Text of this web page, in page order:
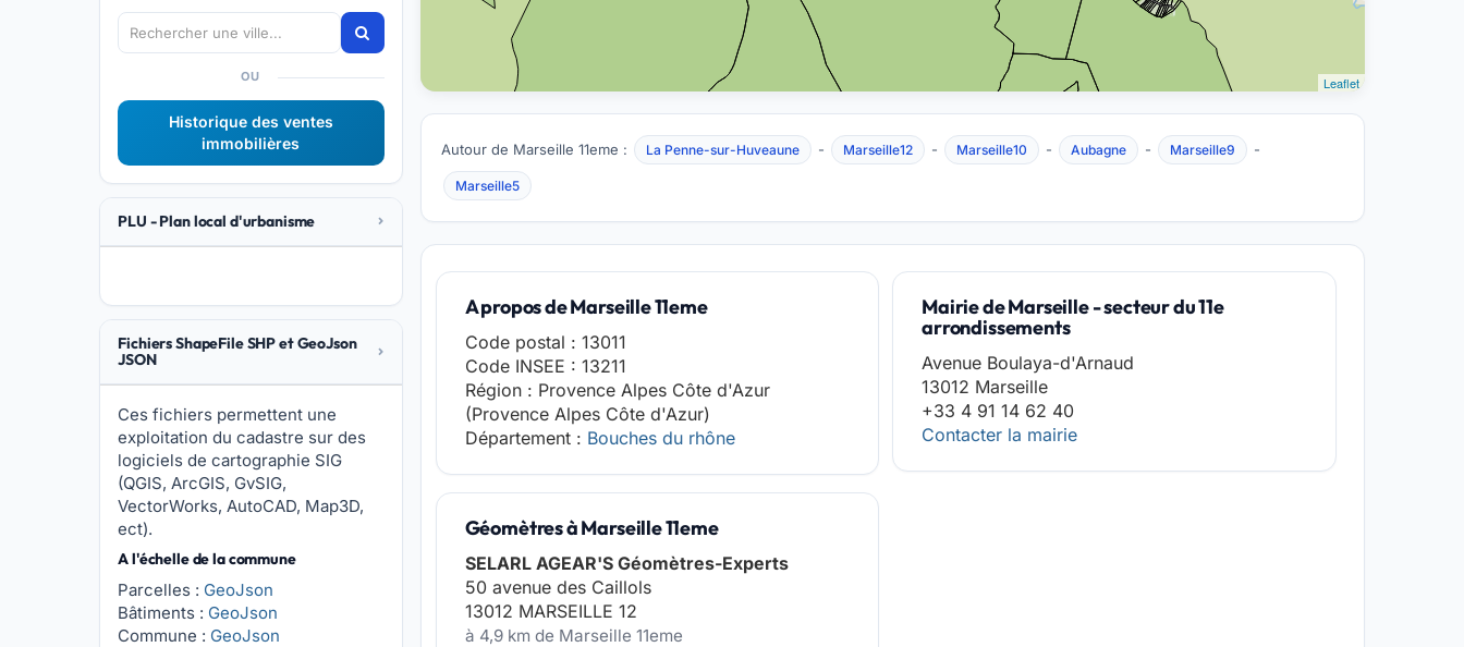
OU
Historique des ventes
immobilières
PLU - Plan local d'urbanisme
Fichiers ShapeFile SHP et GeoJson
JSON
Ces fichiers permettent une
exploitation du cadastre sur des
logiciels de cartographie SIG
(QGIS, ArcGIS, GvSIG,
VectorWorks, AutoCAD, Map3D,
ect).
A l'échelle de la commune
Parcelles : GeoJson
Bâtiments : GeoJson
Commune : GeoJson
Leaflet
Autour de Marseille 11eme : La Penne-sur-Huveaune - Marseille12 - Marseille10 - Aubagne - Marseille9 -
Marseille5
A propos de Marseille 11eme
Code postal : 13011
Code INSEE : 13211
Région : Provence Alpes Côte d'Azur
(Provence Alpes Côte d'Azur)
Département : Bouches du rhône
Mairie de Marseille - secteur du 11e
arrondissements
Avenue Boulaya-d'Arnaud
13012 Marseille
+33 4 91 14 62 40
Contacter la mairie
Géomètres à Marseille 11eme
SELARL AGEAR'S Géomètres-Experts
50 avenue des Caillols
13012 MARSEILLE 12
à 4,9 km de Marseille 11eme